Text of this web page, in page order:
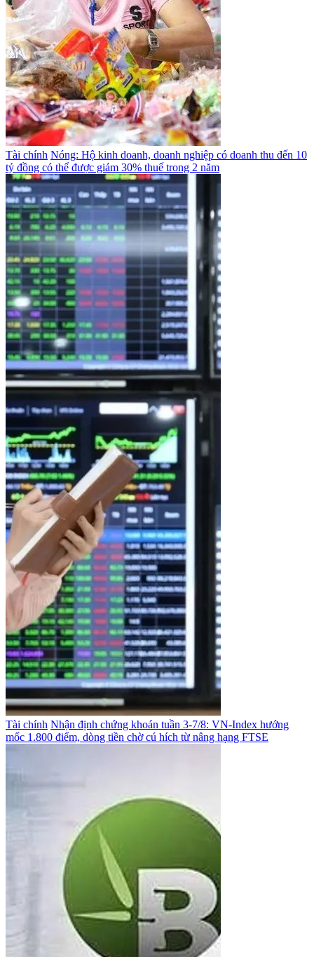
Tài chính Nóng: Hộ kinh doanh, doanh nghiệp có doanh thu đến 10
tỷ đồng có thể được giảm 30% thuế trong 2 năm
Tài chính Nhận định chứng khoán tuần 3-7/8: VN-Index hướng
mốc 1.800 điểm, dòng tiền chờ cú hích từ nâng hạng FTSE